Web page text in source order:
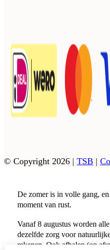
© Copyright 2026 | TSB |
De zomer is in volle gang,
moment van rust.
Vanaf 8 augustus worden
dezelfde zorg voor
rekenen. Ook afhalen (op